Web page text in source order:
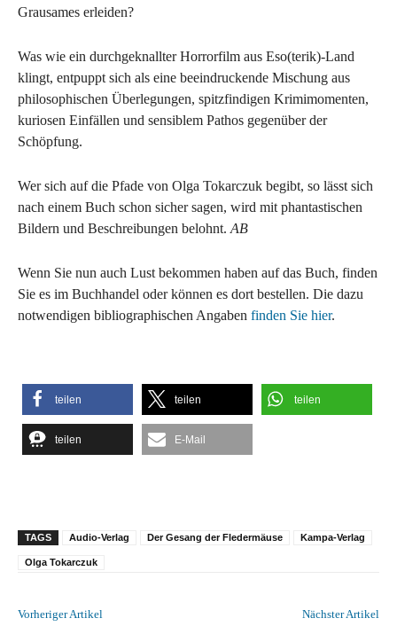
Grausames erleiden?
Was wie ein durchgeknallter Horrorfilm aus Eso(terik)-Land
klingt, entpuppt sich als eine beeindruckende Mischung aus
philosophischen Überlegungen, spitzfindigen Krimimomenten,
kuriosen Einfällen und sensiblem Pathos gegenüber der
Schöpfung.
Wer sich auf die Pfade von Olga Tokarczuk begibt, so lässt sich
nach einem Buch schon sicher sagen, wird mit phantastischen
Bildern und Beschreibungen belohnt. AB
Wenn Sie nun auch Lust bekommen haben auf das Buch, finden
Sie es im Buchhandel oder können es dort bestellen. Die dazu
notwendigen bibliographischen Angaben finden Sie hier.
teilen teilen teilen
teilen E-Mail
TAGS Audio-Verlag Der Gesang der Fledermäuse Kampa-Verlag
Olga Tokarczuk
Vorheriger Artikel Nächster Artikel